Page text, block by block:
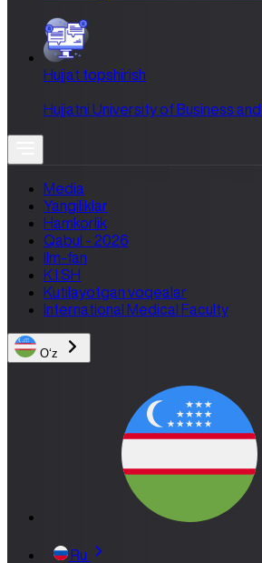
Hujjat topshirish
Hujjatni University of Business
Media
Yangiliklar
Hamkorlik
Qabul - 2026
Ilm-fan
K.I.SH
Kutilayotgan voqealar
International Medical Faculty
Oʻz
Ru